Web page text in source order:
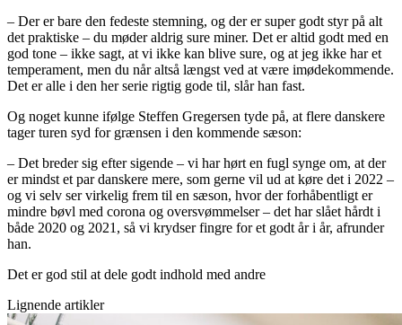
– Der er bare den fedeste stemning, og der er super godt styr på alt
det praktiske – du møder aldrig sure miner. Det er altid godt med en
god tone – ikke sagt, at vi ikke kan blive sure, og at jeg ikke har et
temperament, men du når altså længst ved at være imødekommende.
Det er alle i den her serie rigtig gode til, slår han fast.
Og noget kunne ifølge Steffen Gregersen tyde på, at flere danskere
tager turen syd for grænsen i den kommende sæson:
– Det breder sig efter sigende – vi har hørt en fugl synge om, at der
er mindst et par danskere mere, som gerne vil ud at køre det i 2022 –
og vi selv ser virkelig frem til en sæson, hvor der forhåbentligt er
mindre bøvl med corona og oversvømmelser – det har slået hårdt i
både 2020 og 2021, så vi krydser fingre for et godt år i år, afrunder
han.
Det er god stil at dele godt indhold med andre
Lignende artikler